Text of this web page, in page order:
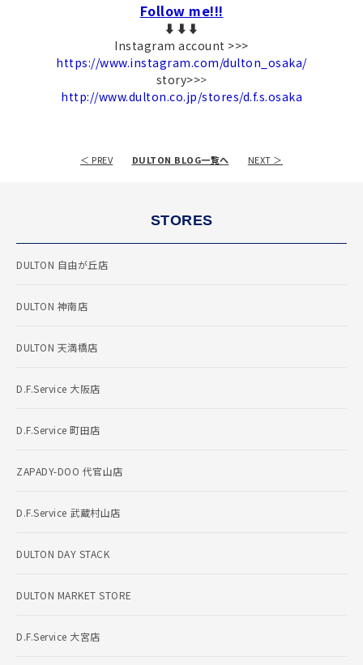
Follow me!!!
⬇︎⬇︎⬇︎
Instagram account >>>
https://www.instagram.com/dulton_osaka/
story>>>
http://www.dulton.co.jp/stores/d.f.s.osaka
＜ PREV DULTON BLOG一覧へ NEXT ＞
STORES
DULTON 自由が丘店
DULTON 神南店
DULTON 天満橋店
D.F.Service 大阪店
D.F.Service 町田店
ZAPADY-DOO 代官山店
D.F.Service 武蔵村山店
DULTON DAY STACK
DULTON MARKET STORE
D.F.Service 大宮店